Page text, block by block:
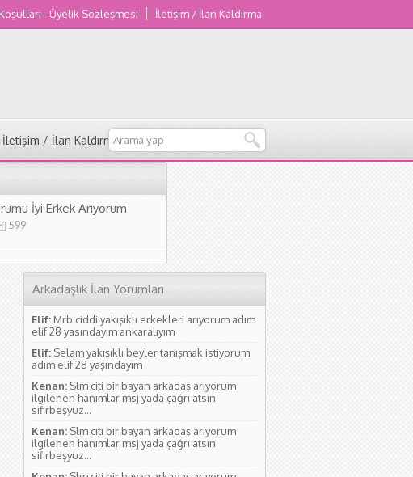
- Üyelik Sözleşmesi İletişim / İlan Kaldırma
İletişim / İlan Kaldırma
İyi Erkek Arıyorum
599
Arkadaşlık İlan Yorumları
Elif: Mrb ciddi yakışıklı erkekleri arıyorum adım
elif 28 yasındayım ankaralıyım
Elif: Selam yakışıklı beyler tanışmak istiyorum
adım elif 28 yaşındayım
Kenan: Slm citi bir bayan arkadaş arıyorum
ilgilenen hanımlar msj yada çağrı atsın
sifirbeşyuz...
Kenan: Slm citi bir bayan arkadaş arıyorum
ilgilenen hanımlar msj yada çağrı atsın
sifirbeşyuz...